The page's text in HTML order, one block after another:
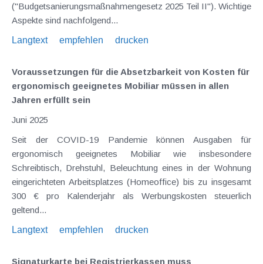
("Budgetsanierungsmaßnahmengesetz 2025 Teil II"). Wichtige
Aspekte sind nachfolgend...
Langtext
empfehlen drucken
Voraussetzungen für die Absetzbarkeit von Kosten für
ergonomisch geeignetes Mobiliar müssen in allen
Jahren erfüllt sein
Juni 2025
Seit der COVID-19 Pandemie können Ausgaben für
ergonomisch geeignetes Mobiliar wie insbesondere
Schreibtisch, Drehstuhl, Beleuchtung eines in der Wohnung
eingerichteten Arbeitsplatzes (Homeoffice) bis zu insgesamt
300 € pro Kalenderjahr als Werbungskosten steuerlich
geltend...
Langtext
empfehlen drucken
Signaturkarte bei Registrierkassen muss